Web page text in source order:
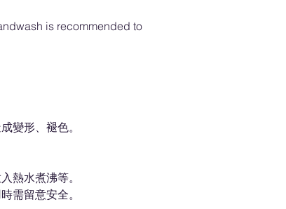
is recommended to
變形、褪色。
熱水煮沸等。
需留意安全。